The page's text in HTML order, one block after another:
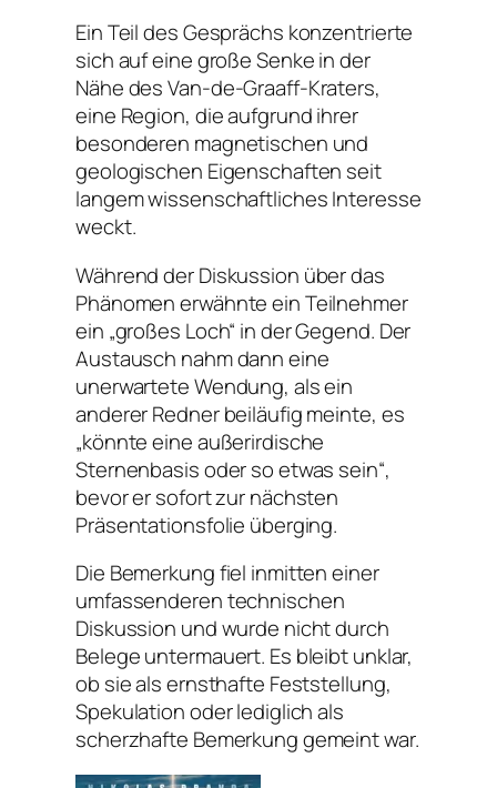
Ein Teil des Gesprächs konzentrierte
sich auf eine große Senke in der
Nähe des Van-de-Graaff-Kraters,
eine Region, die aufgrund ihrer
besonderen magnetischen und
geologischen Eigenschaften seit
langem wissenschaftliches Interesse
weckt.
Während der Diskussion über das
Phänomen erwähnte ein Teilnehmer
ein „großes Loch“ in der Gegend. Der
Austausch nahm dann eine
unerwartete Wendung, als ein
anderer Redner beiläufig meinte, es
„könnte eine außerirdische
Sternenbasis oder so etwas sein“,
bevor er sofort zur nächsten
Präsentationsfolie überging.
Die Bemerkung fiel inmitten einer
umfassenderen technischen
Diskussion und wurde nicht durch
Belege untermauert. Es bleibt unklar,
ob sie als ernsthafte Feststellung,
Spekulation oder lediglich als
scherzhafte Bemerkung gemeint war.